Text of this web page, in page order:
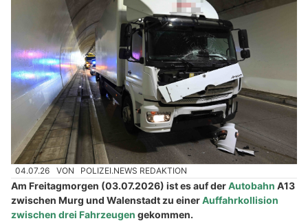
04.07.26 VON POLIZEI.NEWS REDAKTION
Am Freitagmorgen (03.07.2026) ist es auf derAutobahn A13
zwischen Murg und Walenstadt zu einerAuffahrkollision
zwischen drei Fahrzeugen gekommen.